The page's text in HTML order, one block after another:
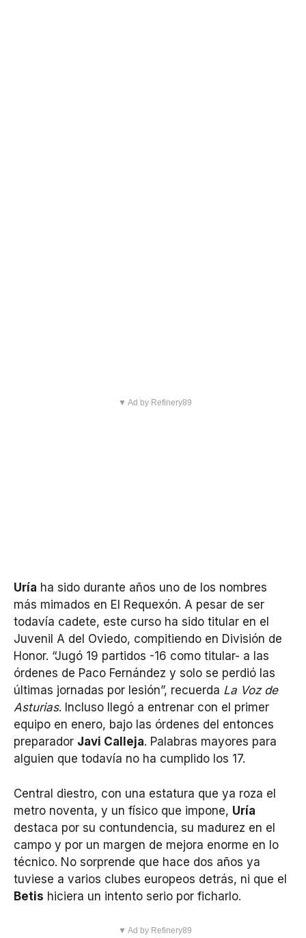
▼ Ad by Refinery89
Uría ha sido durante años uno de los nombres
más mimados en El Requexón. A pesar de ser
todavía cadete, este curso ha sido titular en el
Juvenil A del Oviedo, compitiendo en División de
Honor. “Jugó 19 partidos -16 como titular- a las
órdenes de Paco Fernández y solo se perdió las
últimas jornadas por lesión”, recuerda La Voz de
Asturias. Incluso llegó a entrenar con el primer
equipo en enero, bajo las órdenes del entonces
preparador Javi Calleja. Palabras mayores para
alguien que todavía no ha cumplido los 17.
Central diestro, con una estatura que ya roza el
metro noventa, y un físico que impone, Uría
destaca por su contundencia, su madurez en el
campo y por un margen de mejora enorme en lo
técnico. No sorprende que hace dos años ya
tuviese a varios clubes europeos detrás, ni que el
Betis hiciera un intento serio por ficharlo.
▼ Ad by Refinery89